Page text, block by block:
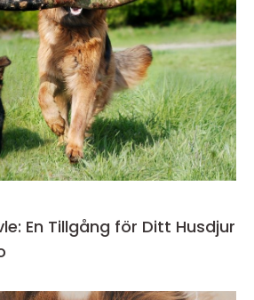
En Tillgång för Ditt Husdjur